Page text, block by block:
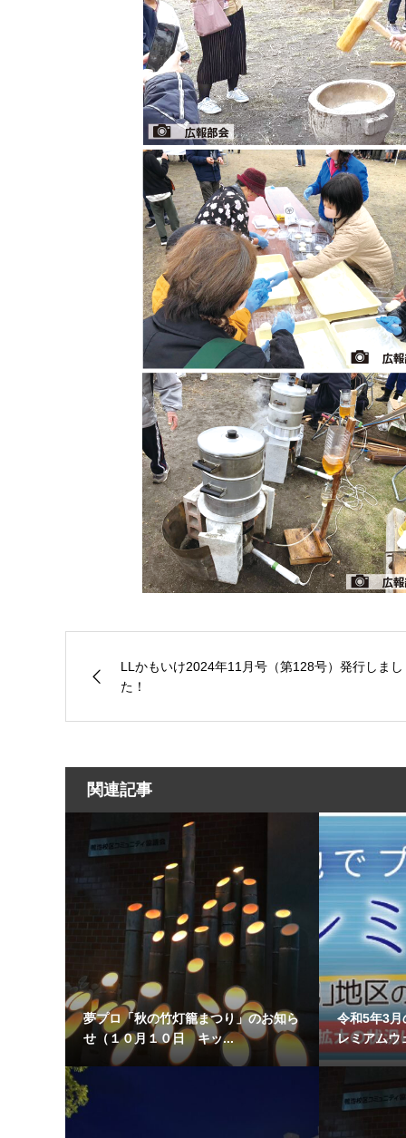
LLかもいけ2024年11月号（第128号）発行しまし
た！
関連記事
夢プロ「秋の竹灯籠まつり」のお知ら
せ（１０月１０日 キッ...
令和5年3月
レミアムウ